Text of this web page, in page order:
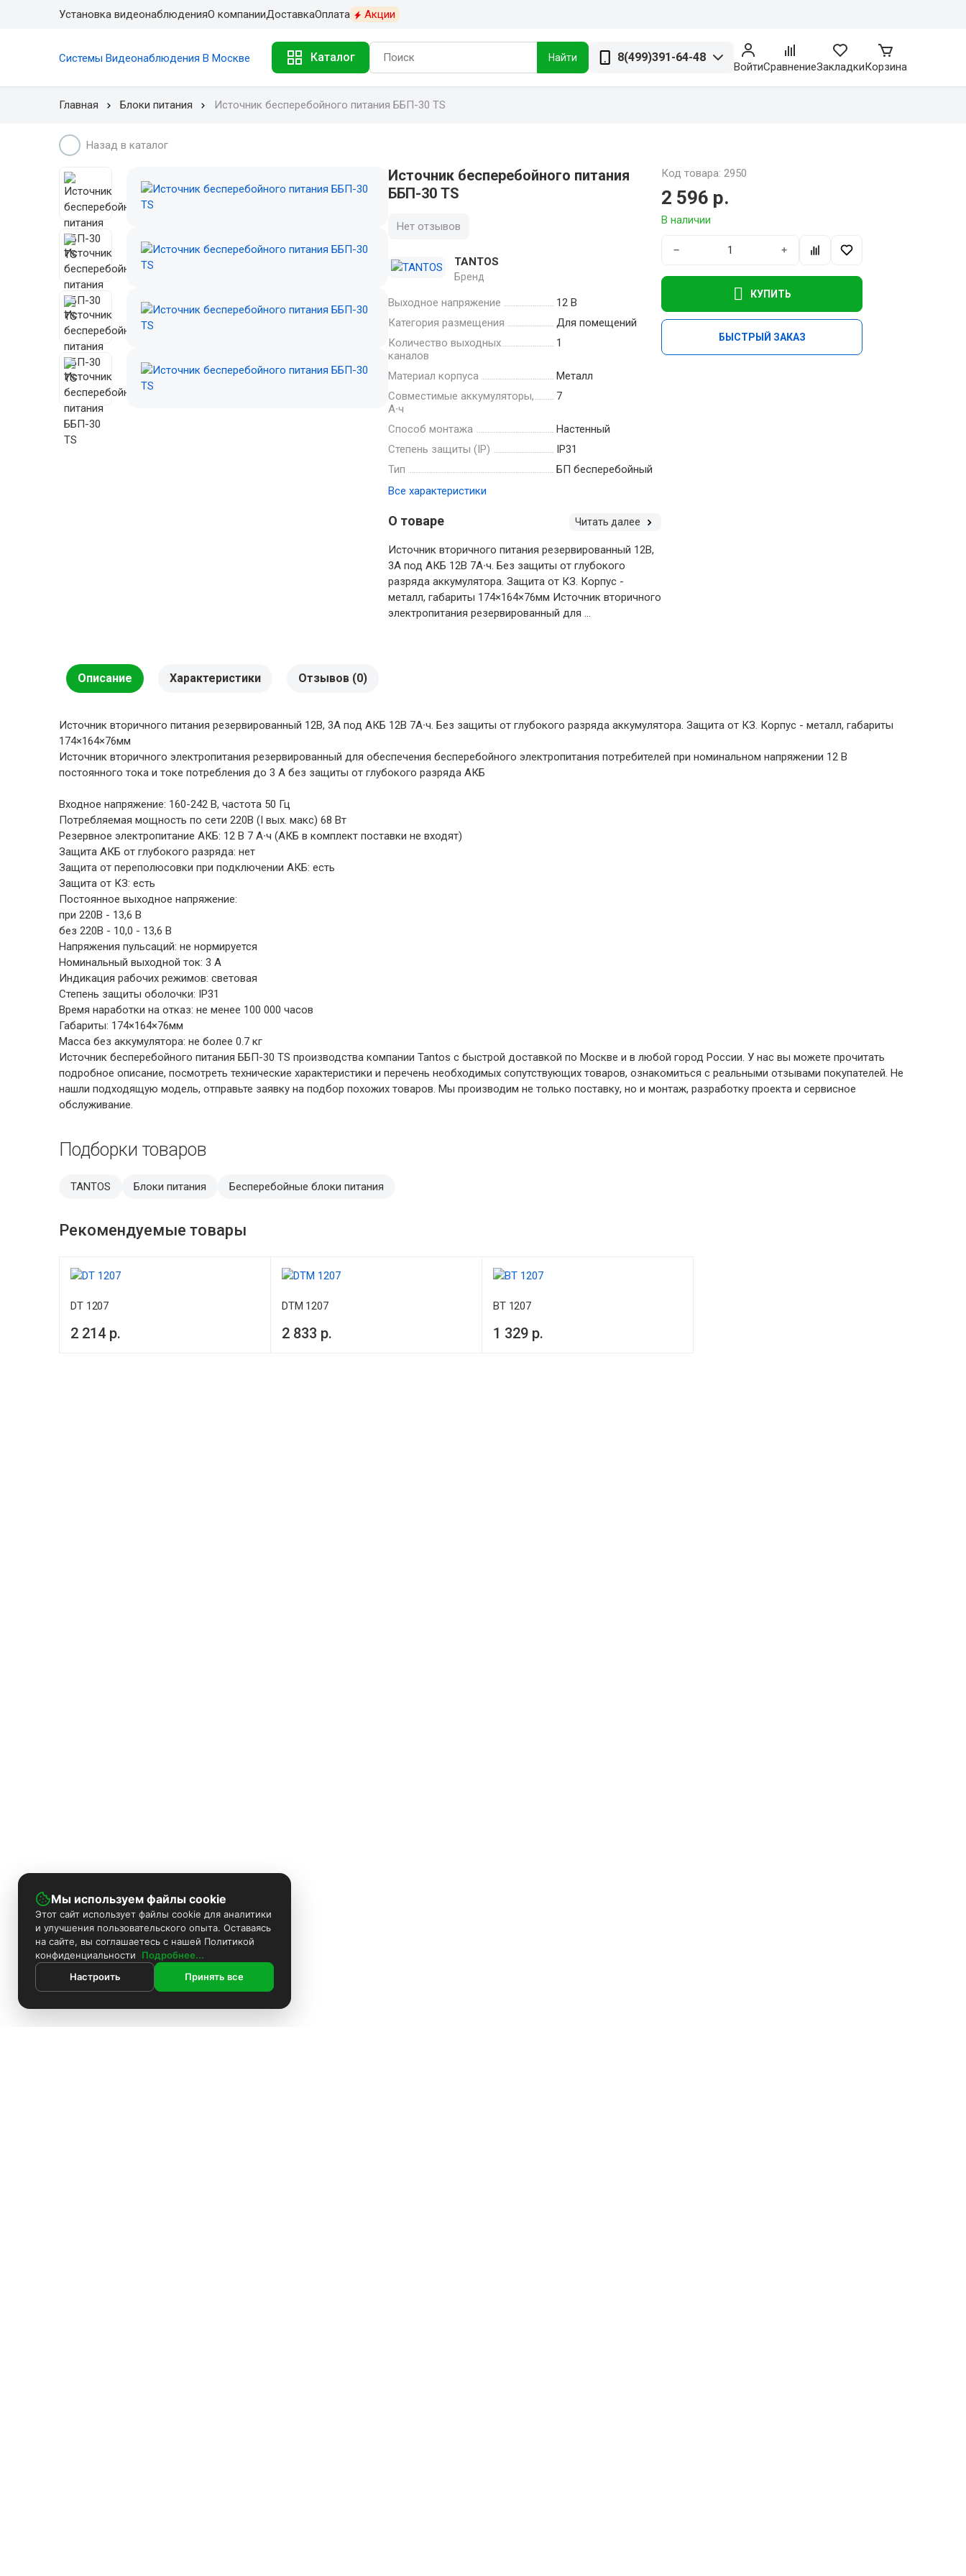
Установка видеонаблюденияО компанииДоставкаОплата Акции
Системы Видеонаблюдения В Москве Каталог Найти 8(499)391-64-48
ВойтиСравнениеЗакладкиКорзина
Главная Блоки питания Источник бесперебойного питания ББП-30 TS
Назад в каталог
Источник бесперебойного питания
ББП-30 TS
Нет отзывов
TANTOS
Бренд
Выходное напряжение
12 В
Категория размещения
Для помещений
Количество выходных
каналов
1
Материал корпуса
Металл
Совместимые аккумуляторы,
А∙ч
7
Способ монтажа
Настенный
Степень защиты (IP)
IP31
Тип
БП бесперебойный
Все характеристики
О товаре Читать далее
Источник вторичного питания резервированный 12В,
3А под АКБ 12В 7А∙ч. Без защиты от глубокого
разряда аккумулятора. Защита от КЗ. Корпус -
металл, габариты 174×164×76мм Источник вторичного
электропитания резервированный для ...
Код товара: 2950
2 596 р.
В наличии
− +
КУПИТЬ
БЫСТРЫЙ ЗАКАЗ
Описание Характеристики Отзывов (0)
Источник вторичного питания резервированный 12В, 3А под АКБ 12В 7А∙ч. Без защиты от глубокого разряда аккумулятора. Защита от КЗ. Корпус - металл, габариты
174×164×76мм
Источник вторичного электропитания резервированный для обеспечения бесперебойного электропитания потребителей при номинальном напряжении 12 В
постоянного тока и токе потребления до 3 А без защиты от глубокого разряда АКБ
Входное напряжение: 160-242 В, частота 50 Гц
Потребляемая мощность по сети 220В (I вых. макс) 68 Вт
Резервное электропитание АКБ: 12 В 7 А∙ч (АКБ в комплект поставки не входят)
Защита АКБ от глубокого разряда: нет
Защита от переполюсовки при подключении АКБ: есть
Защита от КЗ: есть
Постоянное выходное напряжение:
при 220В - 13,6 В
без 220В - 10,0 - 13,6 В
Напряжения пульсаций: не нормируется
Номинальный выходной ток: 3 А
Индикация рабочих режимов: световая
Степень защиты оболочки: IP31
Время наработки на отказ: не менее 100 000 часов
Габариты: 174×164×76мм
Масса без аккумулятора: не более 0.7 кг
Источник бесперебойного питания ББП-30 TS производства компании Tantos с быстрой доставкой по Москве и в любой город России. У нас вы можете прочитать
подробное описание, посмотреть технические характеристики и перечень необходимых сопутствующих товаров, ознакомиться с реальными отзывами покупателей. Не
нашли подходящую модель, отправьте заявку на подбор похожих товаров. Мы производим не только поставку, но и монтаж, разработку проекта и сервисное
обслуживание.
Подборки товаров
TANTOS Блоки питания Бесперебойные блоки питания
Рекомендуемые товары
DT 1207
2 214 р.
DTM 1207
2 833 р.
BT 1207
1 329 р.
Мы используем файлы cookie
Этот сайт использует файлы cookie для аналитики
и улучшения пользовательского опыта. Оставаясь
на сайте, вы соглашаетесь с нашей Политикой
конфиденциальности
Подробнее...
Настроить
Принять все